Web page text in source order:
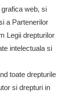
web, si
a Partenerilor
Legii drepturilor
intelectuala si
toate drepturile
si drepturi in